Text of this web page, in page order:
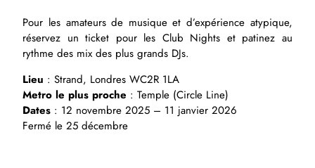
Pour les amateurs de musique et d’expérience atypique,
réservez un ticket pour les Club Nights et patinez au
rythme des mix des plus grands DJs.
Lieu : Strand, Londres WC2R 1LA
Metro le plus proche : Temple (Circle Line)
Dates : 12 novembre 2025 – 11 janvier 2026
Fermé le 25 décembre